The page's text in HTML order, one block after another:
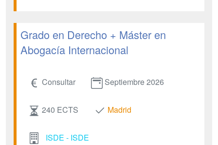
Grado en Derecho + Máster en
Abogacía Internacional
Consultar Septiembre 2026
240 ECTS Madrid
ISDE - ISDE